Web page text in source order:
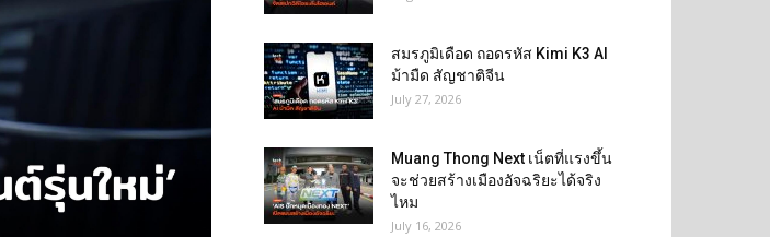
สมรภูมิเดือด ถอดรหัส Kimi K3 AI
ม้ามืด สัญชาติจีน
July 27, 2026
Muang Thong Next เน็ตที่แรงขึ้น
จะช่วยสร้างเมืองอัจฉริยะได้จริง
ไหม
July 16, 2026